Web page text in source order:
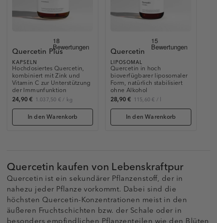
Quercetin Plus
KAPSELN
Hochdosiertes Quercetin,
kombiniert mit Zink und
Vitamin C zur Unterstützung
der Immunfunktion
24,90 € 1.037,50 €/ kg
In den Warenkorb
Quercetin
LIPOSOMAL
Quercetin in hoch
bioverfügbarer liposomaler
Form, natürlich stabilisiert
ohne Alkohol
28,90 € 115,60 € / l
In den Warenkorb
Quercetin kaufen von Lebenskraftpur
Quercetin ist ein sekundärer Pflanzenstoff, der in
nahezu jeder Pflanze vorkommt. Dabei sind die
höchsten Quercetin-Konzentrationen meist in den
äußeren Fruchtschichten bzw. der Schale oder in